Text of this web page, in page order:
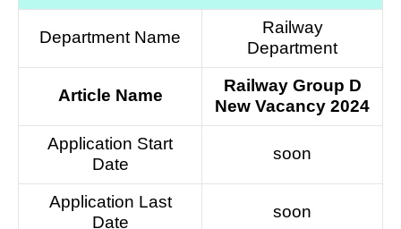
Department Name
Railway
Department
Article Name
Railway Group D
New Vacancy 2024
Application Start
Date
soon
Application Last
Date
soon